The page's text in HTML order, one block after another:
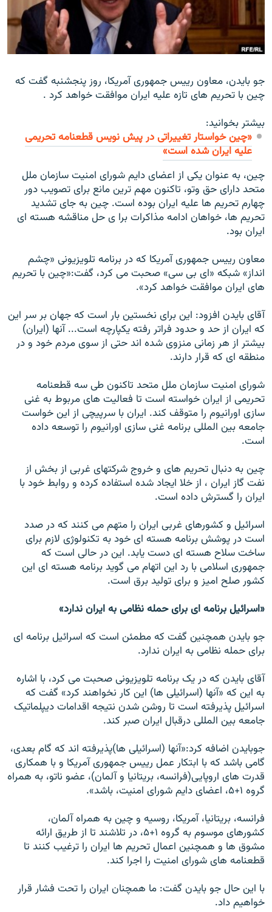
جو بايدن، معاون رييس جمهوری آمريکا، روز پنجشنبه گفت که
چين با تحريم های تازه عليه ايران موافقت خواهد کرد .
بیشتر بخوانید:
«چين خواستار تغييراتی در پیش نویس قطعنامه تحريمی
علیه ايران شده است»
چين، به عنوان يکی از اعضای دايم شورای امنيت سازمان ملل
متحد دارای حق وتو، تاکنون مهم ترين مانع برای تصويب دور
چهارم تحريم ها عليه ايران بوده است. چين به جای تشديد
تحريم ها، خواهان ادامه مذاکرات برا ی حل مناقشه هسته ای
ایران بود.
معاون رييس جمهوری آمريکا که در برنامه تلويزيونی «چشم
انداز» شبکه «ای بی سی» صحبت می کرد، گفت:«چين با تحريم
های ايران موافقت خواهد کرد».
آقای بايدن افزود: اين برای نخستين بار است که جهان بر سر اين
که ايران از حد و حدود فراتر رفته يکپارچه است... آنها (ايران)
بيشتر از هر زمانی منزوی شده اند حتی از سوی مردم خود و در
منطقه ای که قرار دارند.
شورای امنيت سازمان ملل متحد تاکنون طی سه قطعنامه
تحريمی از ايران خواسته است تا فعاليت های مربوط به غنی
سازی اورانيوم را متوقف کند. ايران با سرپيچی از اين خواست
جامعه بين المللی برنامه غنی سازی اورانيوم را توسعه داده
است.
چين به دنبال تحريم های و خروج شرکتهای غربی از بخش از
نفت گاز ايران ، از خلا ايجاد شده استفاده کرده و روابط خود با
ايران را گسترش داده است.
اسرائيل و کشورهای غربی ايران را متهم می کنند که در صدد
است در پوشش برنامه هسته ای خود به تکنولوژی لازم برای
ساخت سلاح هسته ای دست يابد. اين در حالی است که
جمهوری اسلامی با رد اين اتهام می گويد برنامه هسته ای اين
کشور صلح اميز و برای توليد برق است.
«اسرائيل برنامه ای برای حمله نظامی به ايران ندارد»
جو بايدن همچنين گفت که مطمئن است که اسرائيل برنامه ای
برای حمله نظامی به ايران ندارد.
آقای بايدن که در يک برنامه تلويزيونی صحبت می کرد، با اشاره
به اين که «آنها (اسرائيلی ها) اين کار نخواهند کرد» گفت که
اسرائيل پذيرفته است تا روشن شدن نتيجه اقدامات ديپلماتيک
جامعه بين المللی درقبال ايران صبر کند.
جوبايدن اضافه کرد:«آنها (اسرائيلی ها)پذيرفته اند که گام بعدی،
گامی باشد که با ابتکار عمل رييس جمهوری آمريکا و با همکاری
قدرت های اروپايی(فرانسه، بريتانيا و آلمان)، عضو ناتو، به همراه
گروه ۱+۵، اعضای دايم شورای امنيت، باشد».
فرانسه، بريتانيا، آمريکا، روسيه و چين به همراه آلمان،
کشورهای موسوم به گروه ۱+۵، در تلاشند تا از طريق ارائه
مشوق ها و همچنين اعمال تحريم ها ايران را ترغيب کنند تا
قطعنامه های شورای امنيت را اجرا کند.
با اين حال جو بايدن گفت: ما همچنان ايران را تحت فشار قرار
خواهيم داد.